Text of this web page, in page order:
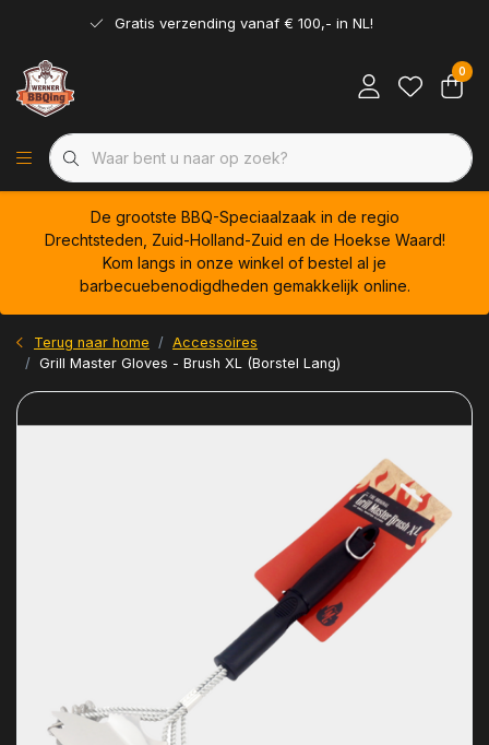
Gratis verzending vanaf € 100,- in NL!
0
De grootste BBQ-Speciaalzaak in de regio
Drechtsteden, Zuid-Holland-Zuid en de Hoekse Waard!
Kom langs in onze winkel of bestel al je
barbecuebenodigdheden gemakkelijk online.
Terug naar home
Accessoires
Grill Master Gloves - Brush XL (Borstel Lang)